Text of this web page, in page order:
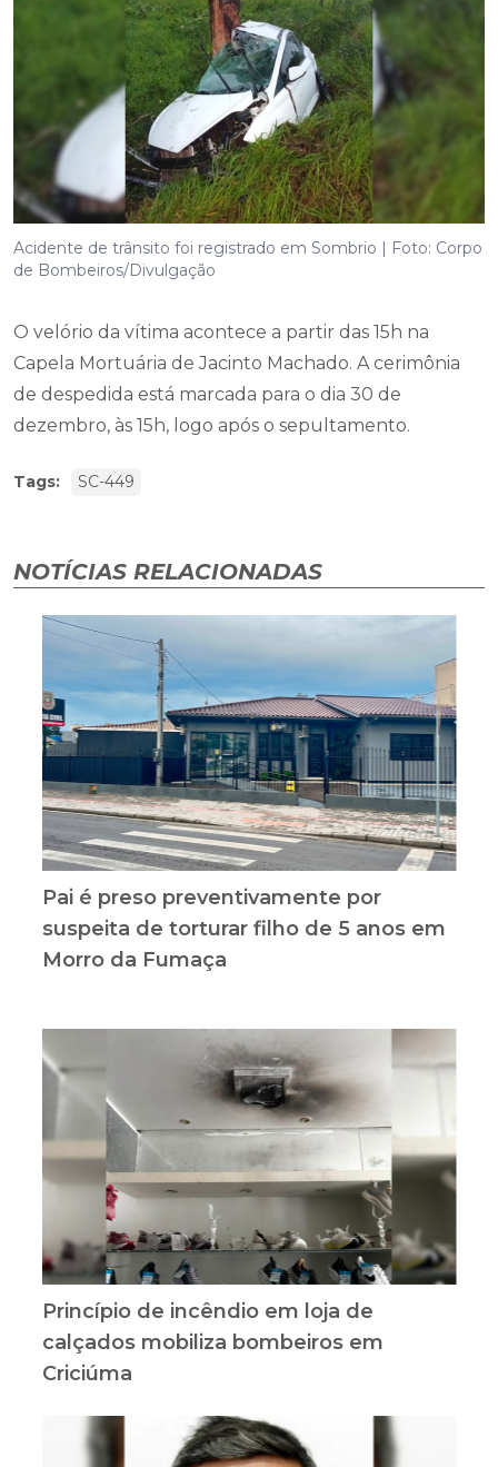
Acidente de trânsito foi registrado em Sombrio | Foto: Corpo
de Bombeiros/Divulgação
O velório da vítima acontece a partir das 15h na
Capela Mortuária de Jacinto Machado. A cerimônia
de despedida está marcada para o dia 30 de
dezembro, às 15h, logo após o sepultamento.
Tags: SC-449
NOTÍCIAS RELACIONADAS
Pai é preso preventivamente por
suspeita de torturar filho de 5 anos em
Morro da Fumaça
Princípio de incêndio em loja de
calçados mobiliza bombeiros em
Criciúma